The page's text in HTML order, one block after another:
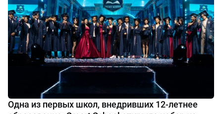
Одна из первых школ, внедривших 12-летнее